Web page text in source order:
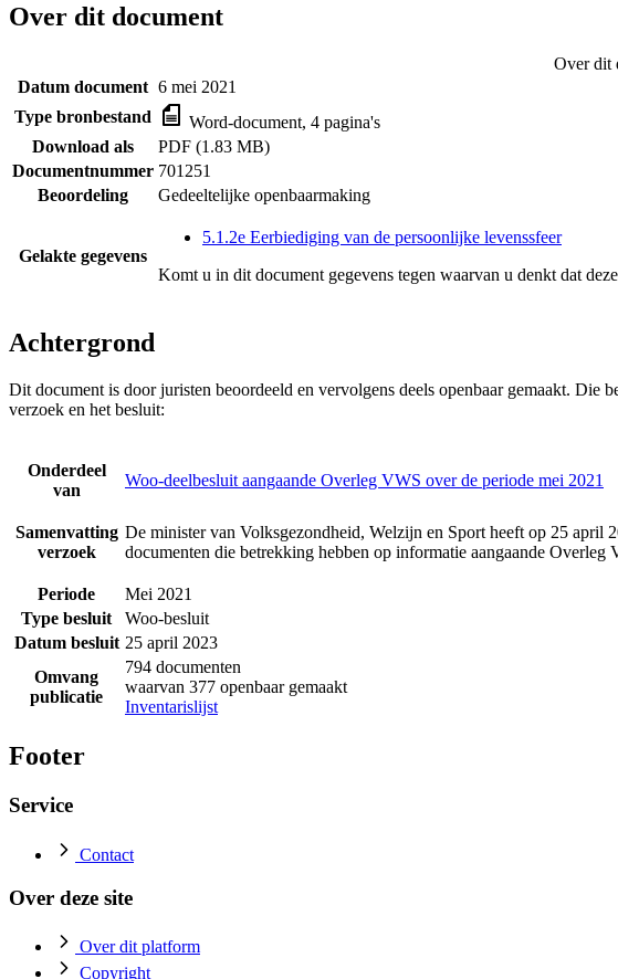
Over dit document
Over dit
Datum document 6 mei 2021
Type bronbestand
Word-document, 4 pagina's
Download als
PDF (1.83 MB)
Documentnummer 701251
Beoordeling
Gedeeltelijke openbaarmaking
Gelakte gegevens
5.1.2e Eerbiediging van de persoonlijke levenssfeer
Komt u in dit document gegevens tegen waarvan u denkt dat
Achtergrond
Dit document is door juristen beoordeeld en vervolgens deels openbaar gemaakt. Die
verzoek en het besluit:
Onderdeel
van
Woo-deelbesluit aangaande Overleg VWS over de periode mei 2021
Samenvatting
verzoek
De minister van Volksgezondheid, Welzijn en Sport heeft op 25 april
documenten die betrekking hebben op informatie aangaande Overleg
Periode
Mei 2021
Type besluit
Woo-besluit
Datum besluit 25 april 2023
Omvang
publicatie
794 documenten
waarvan 377 openbaar gemaakt
Inventarislijst
Footer
Service
Contact
Over deze site
Over dit platform
Copyright